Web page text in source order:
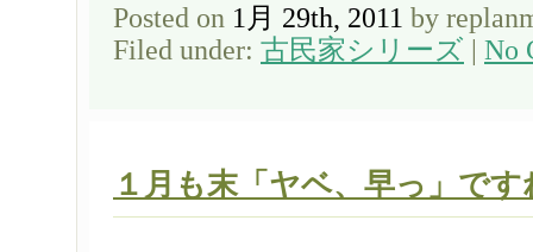
Posted on 1月 29th, 2011 by
Filed under: 古民家シリーズ | No
１月も末「ヤベ、早っ」です